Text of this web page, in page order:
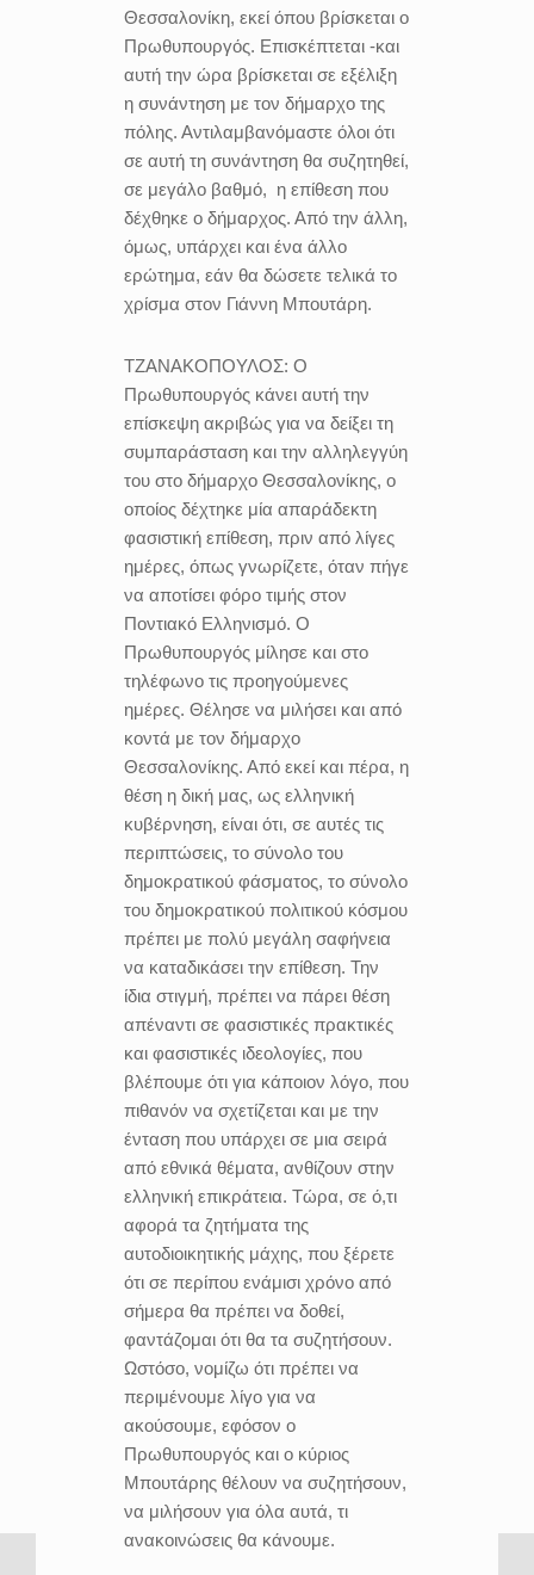
Θεσσαλονίκη, εκεί όπου βρίσκεται ο
Πρωθυπουργός. Επισκέπτεται -και
αυτή την ώρα βρίσκεται σε εξέλιξη
η συνάντηση με τον δήμαρχο της
πόλης. Αντιλαμβανόμαστε όλοι ότι
σε αυτή τη συνάντηση θα συζητηθεί,
σε μεγάλο βαθμό, η επίθεση που
δέχθηκε ο δήμαρχος. Από την άλλη,
όμως, υπάρχει και ένα άλλο
ερώτημα, εάν θα δώσετε τελικά το
χρίσμα στον Γιάννη Μπουτάρη.
ΤΖΑΝΑΚΟΠΟΥΛΟΣ: Ο
Πρωθυπουργός κάνει αυτή την
επίσκεψη ακριβώς για να δείξει τη
συμπαράσταση και την αλληλεγγύη
του στο δήμαρχο Θεσσαλονίκης, ο
οποίος δέχτηκε μία απαράδεκτη
φασιστική επίθεση, πριν από λίγες
ημέρες, όπως γνωρίζετε, όταν πήγε
να αποτίσει φόρο τιμής στον
Ποντιακό Ελληνισμό. Ο
Πρωθυπουργός μίλησε και στο
τηλέφωνο τις προηγούμενες
ημέρες. Θέλησε να μιλήσει και από
κοντά με τον δήμαρχο
Θεσσαλονίκης. Από εκεί και πέρα, η
θέση η δική μας, ως ελληνική
κυβέρνηση, είναι ότι, σε αυτές τις
περιπτώσεις, το σύνολο του
δημοκρατικού φάσματος, το σύνολο
του δημοκρατικού πολιτικού κόσμου
πρέπει με πολύ μεγάλη σαφήνεια
να καταδικάσει την επίθεση. Την
ίδια στιγμή, πρέπει να πάρει θέση
απέναντι σε φασιστικές πρακτικές
και φασιστικές ιδεολογίες, που
βλέπουμε ότι για κάποιον λόγο, που
πιθανόν να σχετίζεται και με την
ένταση που υπάρχει σε μια σειρά
από εθνικά θέματα, ανθίζουν στην
ελληνική επικράτεια. Τώρα, σε ό,τι
αφορά τα ζητήματα της
αυτοδιοικητικής μάχης, που ξέρετε
ότι σε περίπου ενάμισι χρόνο από
σήμερα θα πρέπει να δοθεί,
φαντάζομαι ότι θα τα συζητήσουν.
Ωστόσο, νομίζω ότι πρέπει να
περιμένουμε λίγο για να
ακούσουμε, εφόσον ο
Πρωθυπουργός και ο κύριος
Μπουτάρης θέλουν να συζητήσουν,
να μιλήσουν για όλα αυτά, τι
ανακοινώσεις θα κάνουμε.